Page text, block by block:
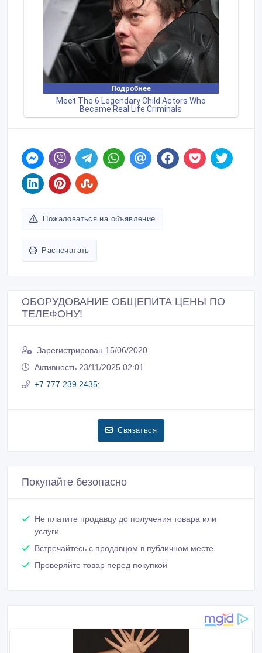
Пожаловаться на объявление
Распечатать
ОБОРУДОВАНИЕ ОБЩЕПИТА ЦЕНЫ ПО
ТЕЛЕФОНУ!
Зарегистрирован 15/06/2020
Активность 23/11/2025 02:01
+7 777 239 2435;
Связаться
Покупайте безопасно
Не платите продавцу до получения товара или
услуги
Встречайтесь с продавцом в публичном месте
Проверяйте товар перед покупкой